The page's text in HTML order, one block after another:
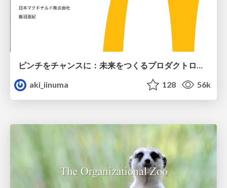
ピンチをチャンスに：未来をつくるプロダクトロードマップ #pmconf2020
aki_iinuma
128 56k